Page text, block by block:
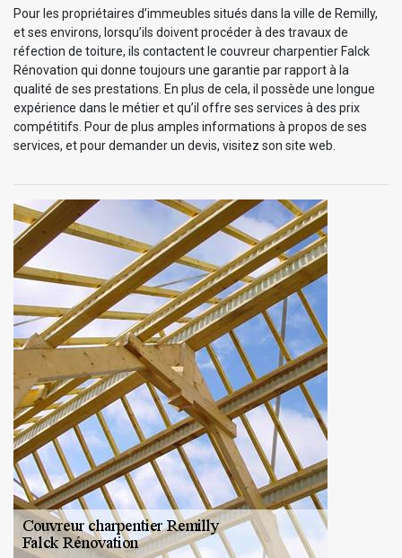
Pour les propriétaires d’immeubles situés dans la ville de Remilly,
et ses environs, lorsqu’ils doivent procéder à des travaux de
réfection de toiture, ils contactent le couvreur charpentier Falck
Rénovation qui donne toujours une garantie par rapport à la
qualité de ses prestations. En plus de cela, il possède une longue
expérience dans le métier et qu’il offre ses services à des prix
compétitifs. Pour de plus amples informations à propos de ses
services, et pour demander un devis, visitez son site web.